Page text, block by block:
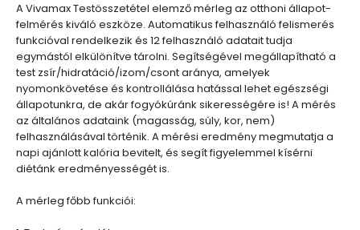
A Vivamax Testösszetétel elemző mérleg az otthoni állapot-
felmérés kiváló eszköze. Automatikus felhasználó felismerés
funkcióval rendelkezik és 12 felhasználó adatait tudja
egymástól elkülönítve tárolni. Segítségével megállapítható a
test zsír/hidratáció/izom/csont aránya, amelyek
nyomonkövetése és kontrollálása hatással lehet egészségi
állapotunkra, de akár fogyókúránk sikerességére is! A mérés
az általános adataink (magasság, súly, kor, nem)
felhasználásával történik. A mérési eredmény megmutatja a
napi ajánlott kalória bevitelt, és segít figyelemmel kísérni
diétánk eredményességét is.
A mérleg főbb funkciói: